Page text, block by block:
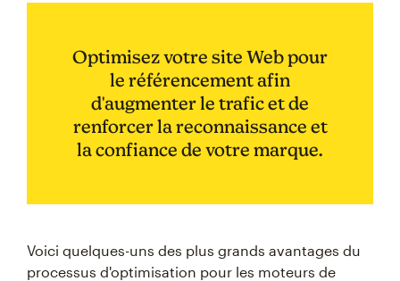
Optimisez votre site Web pour
le référencement afin
d'augmenter le trafic et de
renforcer la reconnaissance et
la confiance de votre marque.
Voici quelques-uns des plus grands avantages du
processus d'optimisation pour les moteurs de